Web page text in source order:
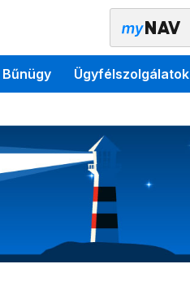
Bűnügy Ügyfélszolgálatok